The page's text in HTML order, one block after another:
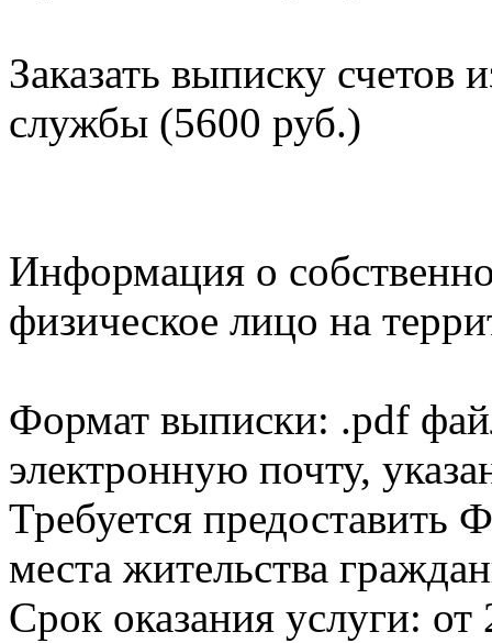
Заказать выписку счетов
службы (5600 руб.)
Информация о
физическое лицо на
Формат выписки: .pdf
электронную почту,
Требуется
места жительства
Срок оказания услуги: от